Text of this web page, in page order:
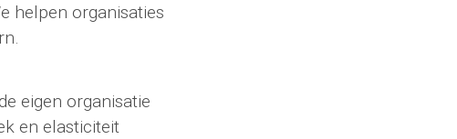
helpen organisaties
eigen organisatie
en elasticiteit